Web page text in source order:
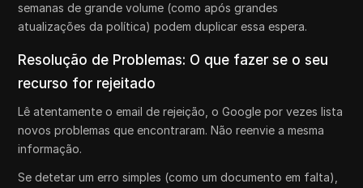
semanas de grande volume (como após grandes
atualizações da política) podem duplicar essa espera.
Resolução de Problemas: O que fazer se o seu
recurso for rejeitado
Lê atentamente o email de rejeição, o Google por vezes lista
novos problemas que encontraram. Não reenvie a mesma
informação.
Se detetar um erro simples (como um documento em falta),